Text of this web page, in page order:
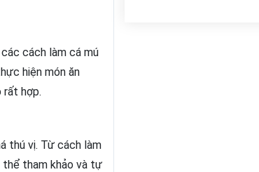
cách làm cá mú
hiện món ăn
rất hợp.
thú vị. Từ cách làm
thể tham khảo và tự